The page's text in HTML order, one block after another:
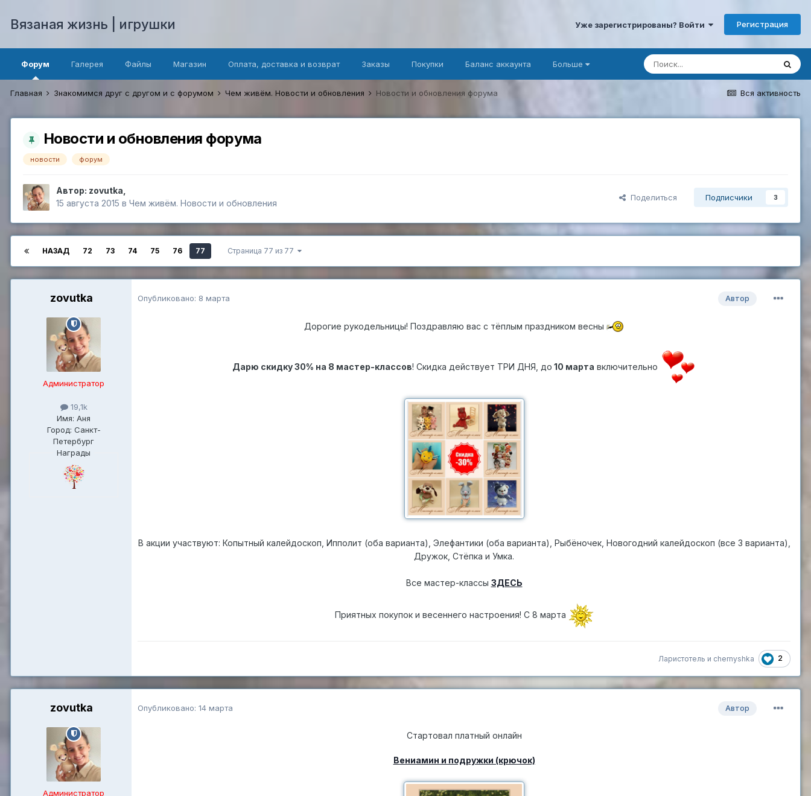
Вязаная жизнь | игрушки Уже зарегистрированы? Войти Регистрация
Форум Галерея Файлы Магазин Оплата, доставка и возврат Заказы Покупки Баланс аккаунта Больше
Вся активность
Главная Знакомимся друг с другом и с форумом Чем живём. Новости и обновления Новости и обновления форума
Новости и обновления форума
новости форум
Автор: zovutka
15 августа 2015 в Чем живём. Новости и обновления
Поделиться Подписчики 3
НАЗАД 72 73 74 75 76 77 Страница 77 из 77
zovutka
Администратор
19,1k
Имя: Аня
Город: Санкт-
Петербург
Награды
Автор
Опубликовано: 8 марта
Дорогие рукодельницы! Поздравляю вас с тёплым праздником весны
Дарю скидку 30% на 8 мастер-классов! Скидка действует ТРИ ДНЯ, до 10 марта включительно
В акции участвуют: Копытный калейдоскоп, Ипполит (оба варианта), Элефантики (оба варианта), Рыбёночек, Новогодний калейдоскоп (все 3 варианта),
Дружок, Стёпка и Умка.
Все мастер-классы ЗДЕСЬ
Приятных покупок и весеннего настроения! С 8 марта
Ларистотель и chernyshka 2
zovutka
Администратор
Автор
Опубликовано: 14 марта
Стартовал платный онлайн
Вениамин и подружки (крючок)